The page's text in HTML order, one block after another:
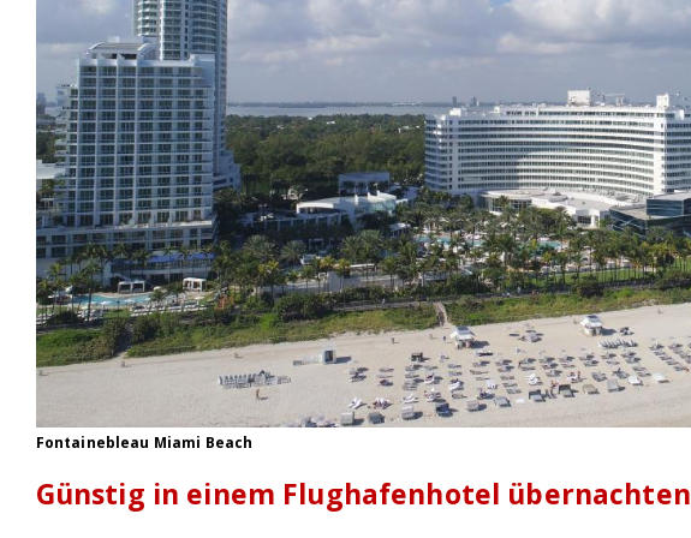
Fontainebleau Miami Beach
Günstig in einem Flughafenhotel übernachten